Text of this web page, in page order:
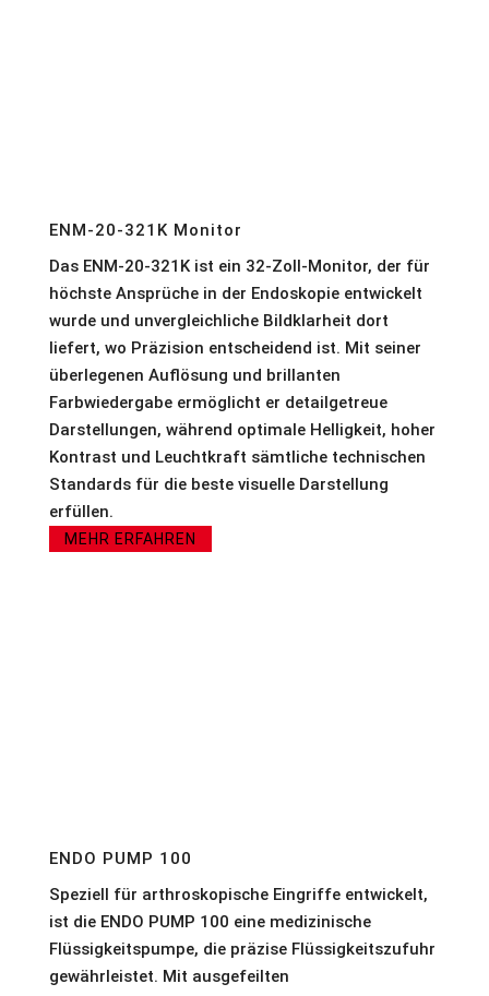
ENM-20-321K Monitor
Das ENM-20-321K ist ein 32-Zoll-Monitor, der für
höchste Ansprüche in der Endoskopie entwickelt
wurde und unvergleichliche Bildklarheit dort
liefert, wo Präzision entscheidend ist. Mit seiner
überlegenen Auflösung und brillanten
Farbwiedergabe ermöglicht er detailgetreue
Darstellungen, während optimale Helligkeit, hoher
Kontrast und Leuchtkraft sämtliche technischen
Standards für die beste visuelle Darstellung
erfüllen.
MEHR ERFAHREN
ENDO PUMP 100
Speziell für arthroskopische Eingriffe entwickelt,
ist die ENDO PUMP 100 eine medizinische
Flüssigkeitspumpe, die präzise Flüssigkeitszufuhr
gewährleistet. Mit ausgefeilten